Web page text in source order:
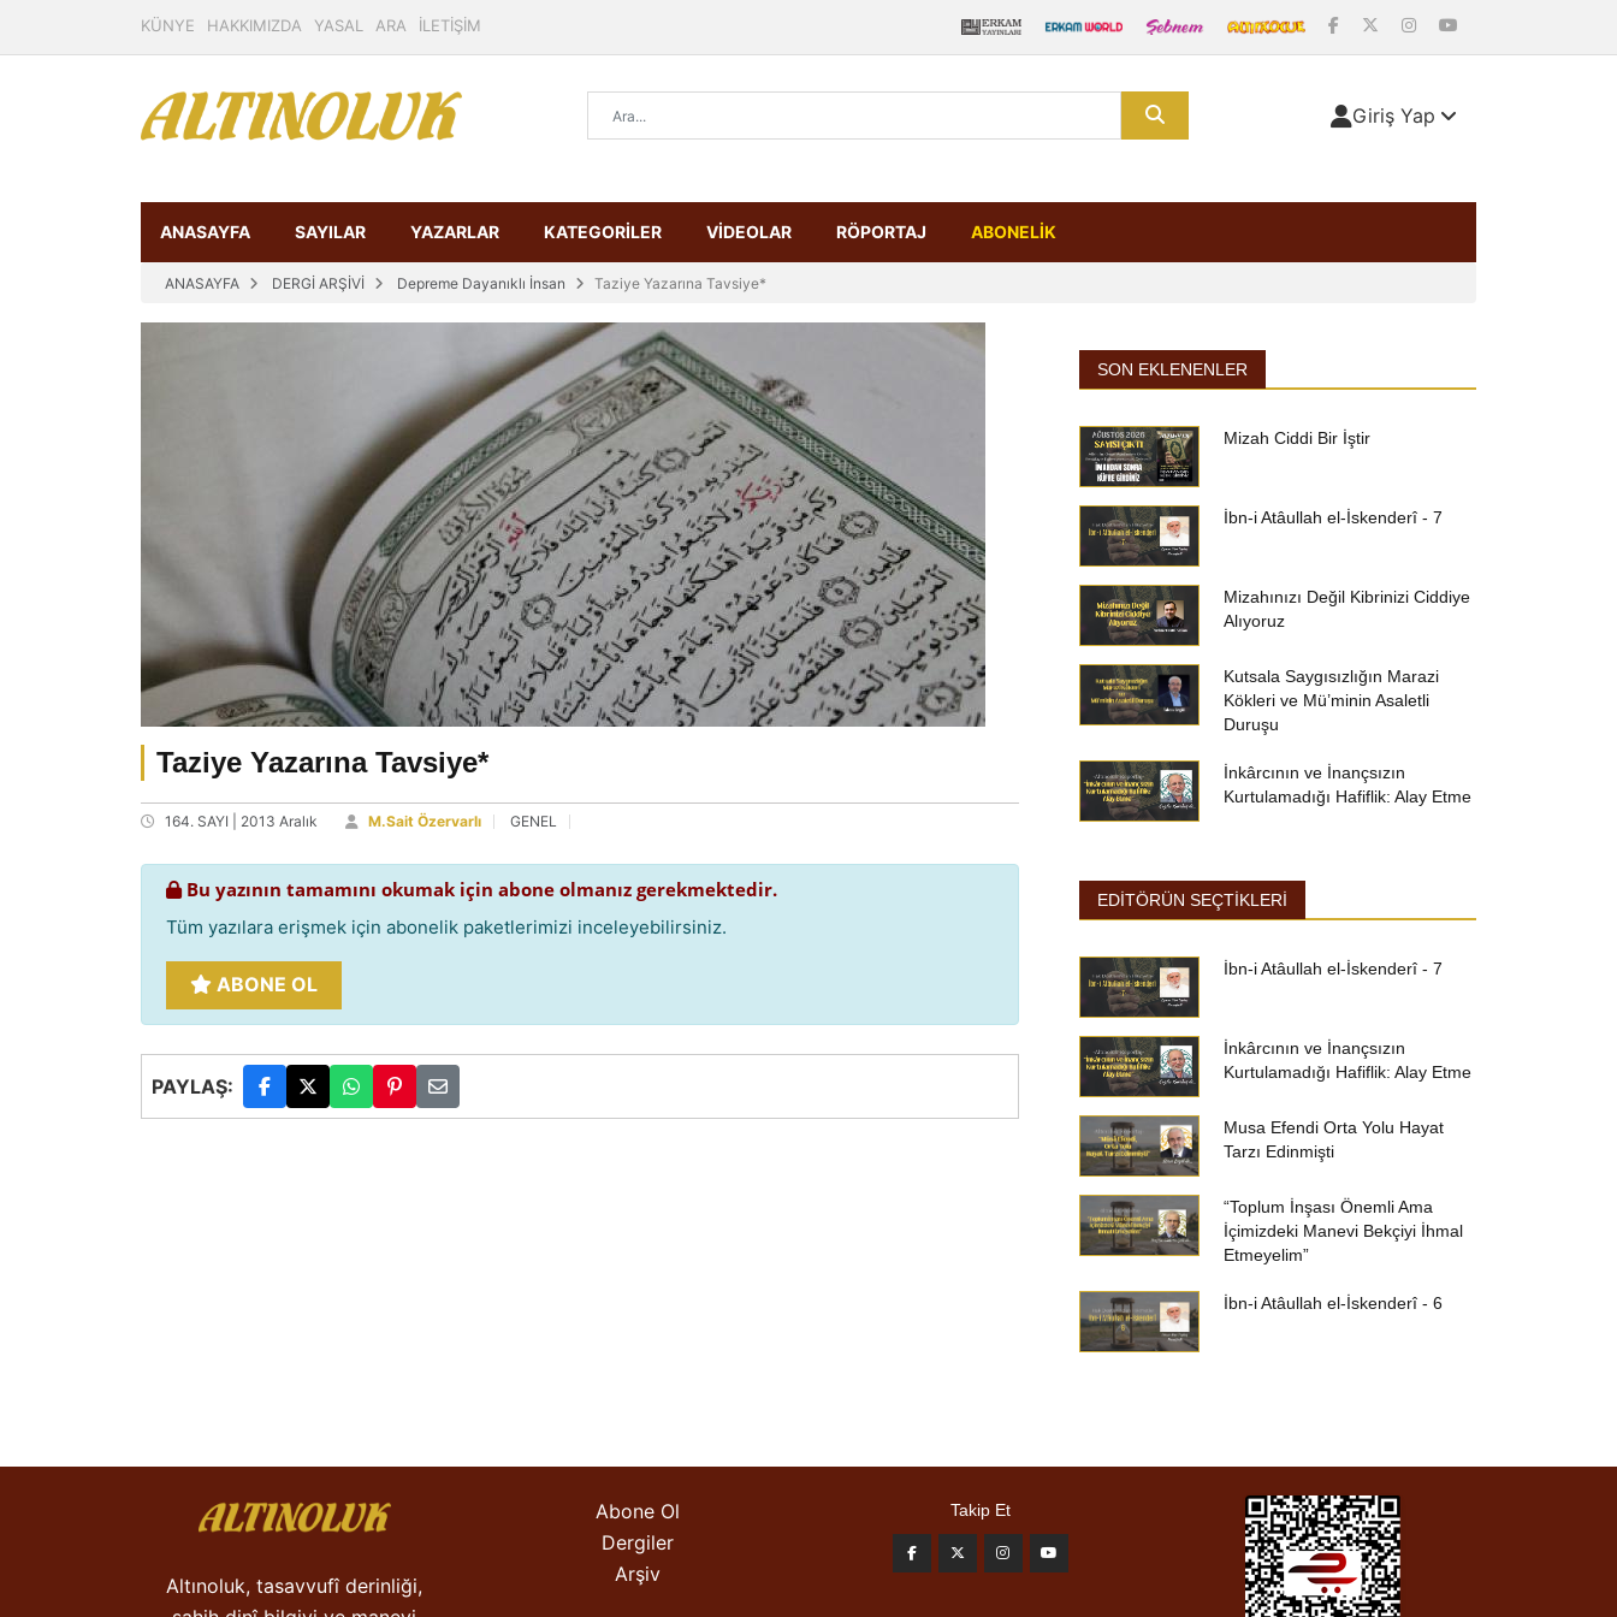
KÜNYE HAKKIMIZDA YASAL ARA İLETİŞİM
Giriş Yap
ANASAYFA SAYILAR YAZARLAR KATEGORİLER VİDEOLAR RÖPORTAJ ABONELİK
ANASAYFA DERGİ ARŞİVİ Depreme Dayanıklı İnsan Taziye Yazarına Tavsiye*
Taziye Yazarına Tavsiye*
164. SAYI | 2013 Aralık M.Sait Özervarlı GENEL
Bu yazının tamamını okumak için abone olmanız gerekmektedir.
Tüm yazılara erişmek için abonelik paketlerimizi inceleyebilirsiniz.
ABONE OL
PAYLAŞ:
SON EKLENENLER
Mizah Ciddi Bir İştir
İbn-i Atâullah el-İskenderî - 7
Mizahınızı Değil Kibrinizi Ciddiye
Alıyoruz
Kutsala Saygısızlığın Marazi
Kökleri ve Mü’minin Asaletli
Duruşu
İnkârcının ve İnançsızın
Kurtulamadığı Hafiflik: Alay Etme
EDİTÖRÜN SEÇTİKLERİ
İbn-i Atâullah el-İskenderî - 7
İnkârcının ve İnançsızın
Kurtulamadığı Hafiflik: Alay Etme
Musa Efendi Orta Yolu Hayat
Tarzı Edinmişti
“Toplum İnşası Önemli Ama
İçimizdeki Manevi Bekçiyi İhmal
Etmeyelim”
İbn-i Atâullah el-İskenderî - 6
Altınoluk, tasavvufî derinliği,
Abone Ol
Dergiler
Arşiv
Takip Et